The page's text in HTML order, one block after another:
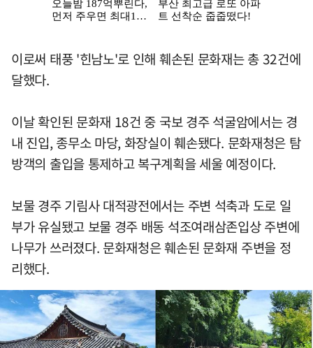
이로써 태풍 '힌남노'로 인해 훼손된 문화재는 총 32건에
달했다.
이날 확인된 문화재 18건 중 국보 경주 석굴암에서는 경
내 진입, 종무소 마당, 화장실이 훼손됐다. 문화재청은 탐
방객의 출입을 통제하고 복구계획을 세울 예정이다.
보물 경주 기림사 대적광전에서는 주변 석축과 도로 일
부가 유실됐고 보물 경주 배동 석조여래삼존입상 주변에
나무가 쓰러졌다. 문화재청은 훼손된 문화재 주변을 정
리했다.